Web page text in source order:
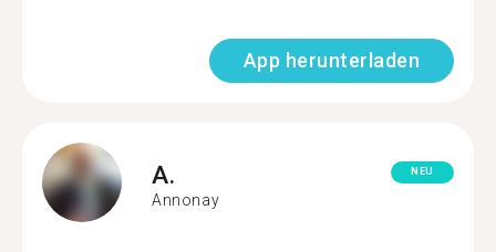
App herunterladen
A.
Annonay
NEU